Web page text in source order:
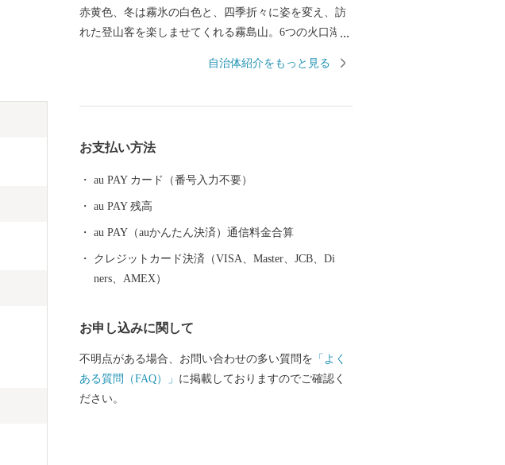
赤黄色、冬は霧氷の白色と、四季折々に姿を変え、訪
れた登山客を楽しませてくれる霧島山。6つの火口湖を
本で最初の国立公園に指定され、海・山・川・田園な
郷隆盛や坂本龍馬も霧島の温泉と大自然に癒されまし
た。霧島市には人気のお宿のほか、気軽に楽しめる家
治温泉など多種多様な温泉施設があり、自分好みの温
泉を楽しむことができます。 また、天照大神の孫の
ニニギノミコトが三種の神器を手に高千穂峰に降り立
ら多くの人が訪れます。 鹿児島空港があるまち霧島
市には、飛行機を利用すると東京から約1時間35分、大
阪なら約1時間10分で来ることができます。遠いようで
自治体紹介をもっと見る
お支払い方法
au PAY カード（番号入力不要）
au PAY 残高
au PAY（auかんたん決済）通信料金合算
クレジットカード決済（VISA、Master、JCB、Di
ners、AMEX）
お申し込みに関して
不明点がある場合、お問い合わせの多い質問を 「よく
ある質問（FAQ）」 に掲載しておりますのでご確認く
ださい。